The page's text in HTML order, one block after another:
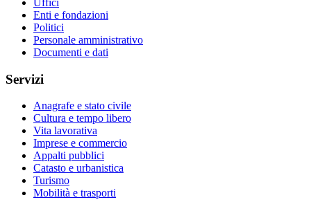
Uffici
Enti e fondazioni
Politici
Personale amministrativo
Documenti e dati
Servizi
Anagrafe e stato civile
Cultura e tempo libero
Vita lavorativa
Imprese e commercio
Appalti pubblici
Catasto e urbanistica
Turismo
Mobilità e trasporti